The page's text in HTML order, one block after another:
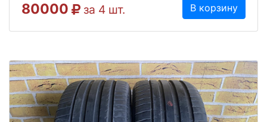
80000 за 4 шт. В корзину